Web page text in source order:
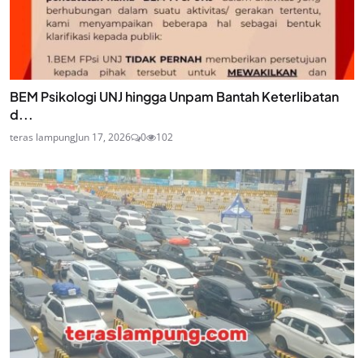
BEM Psikologi UNJ hingga Unpam Bantah Keterlibatan
d...
teras lampungJun 17, 2026 0 102